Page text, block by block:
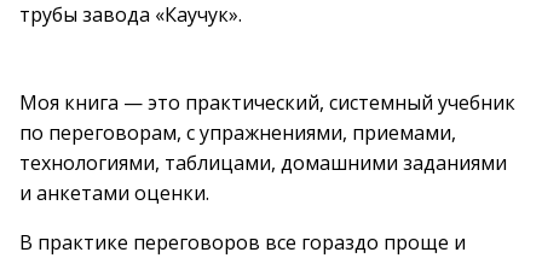
трубы завода «Каучук».
Моя книга — это практический, системный учебник
по переговорам, с упражнениями, приемами,
технологиями, таблицами, домашними заданиями
и анкетами оценки.
В практике переговоров все гораздо проще и